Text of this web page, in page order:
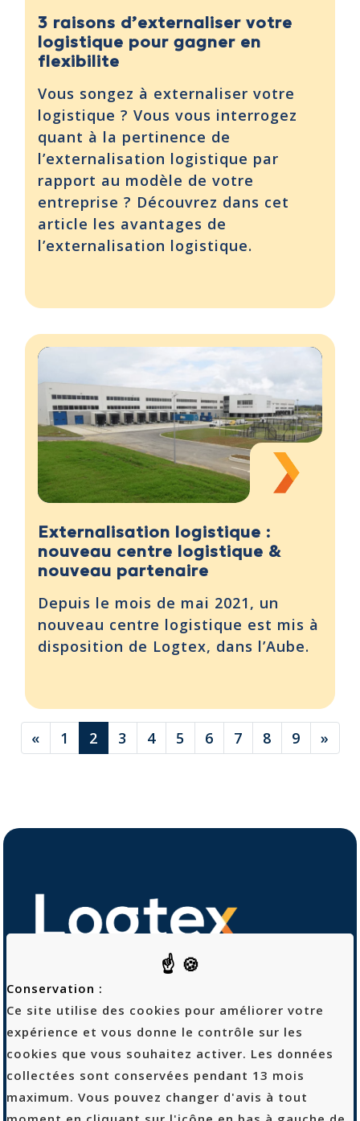
3 raisons d’externaliser votre
logistique pour gagner en
flexibilite
Vous songez à externaliser votre
logistique ? Vous vous interrogez
quant à la pertinence de
l’externalisation logistique par
rapport au modèle de votre
entreprise ? Découvrez dans cet
article les avantages de
l’externalisation logistique.
Externalisation logistique :
nouveau centre logistique &
nouveau partenaire
Depuis le mois de mai 2021, un
nouveau centre logistique est mis à
disposition de Logtex, dans l’Aube.
« 1 2 3 4 5 6 7 8 9 »
Logtex
53 rue Sibert
42400 Saint-Chamond
04 69 68 90 10
Conservation :
Ce site utilise des cookies pour améliorer votre
expérience et vous donne le contrôle sur les
cookies que vous souhaitez activer. Les données
collectées sont conservées pendant 13 mois
maximum. Vous pouvez changer d'avis à tout